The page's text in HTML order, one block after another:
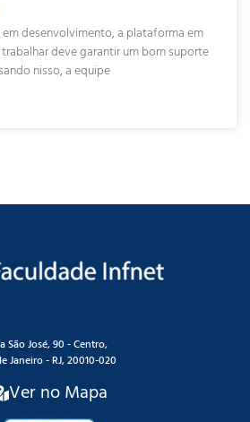
desenvolvimento, a plataforma em
deve garantir um bom suporte
nisso, a equipe
São José, 90 - Centro,
Janeiro - RJ, 20010-020
Ver no Mapa